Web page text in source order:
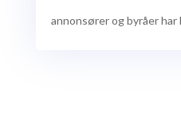
annonsører og byråer har